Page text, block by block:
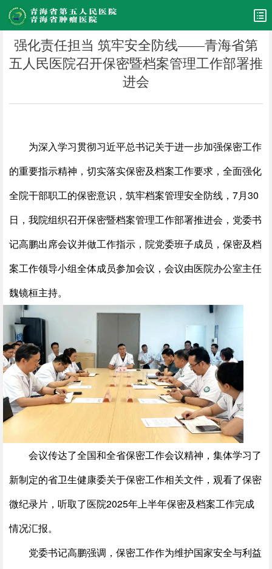
强化责任担当 筑牢安全防线——青海省第
五人民医院召开保密暨档案管理工作部署推
进会
为深入学习贯彻习近平总书记关于进一步加强保密工作
的重要指示精神，切实落实保密及档案工作要求，全面强化
全院干部职工的保密意识，筑牢档案管理安全防线，7月30
日，我院组织召开保密暨档案管理工作部署推进会，党委书
记高鹏出席会议并做工作指示，院党委班子成员，保密及档
案工作领导小组全体成员参加会议，会议由医院办公室主任
魏镜桓主持。
会议传达了全国和全省保密工作会议精神，集体学习了
新制定的省卫生健康委关于保密工作相关文件，观看了保密
微纪录片，听取了医院2025年上半年保密及档案工作完成
情况汇报。
党委书记高鹏强调，保密工作作为维护国家安全与利益